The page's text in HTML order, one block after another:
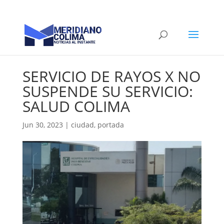
SERVICIO DE RAYOS X NO
SUSPENDE SU SERVICIO:
SALUD COLIMA
Jun 30, 2023 | ciudad, portada